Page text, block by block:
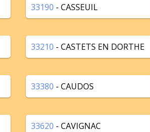
33190 - CASSEUIL
33210 - CASTETS EN DORTHE
33380 - CAUDOS
33620 - CAVIGNAC